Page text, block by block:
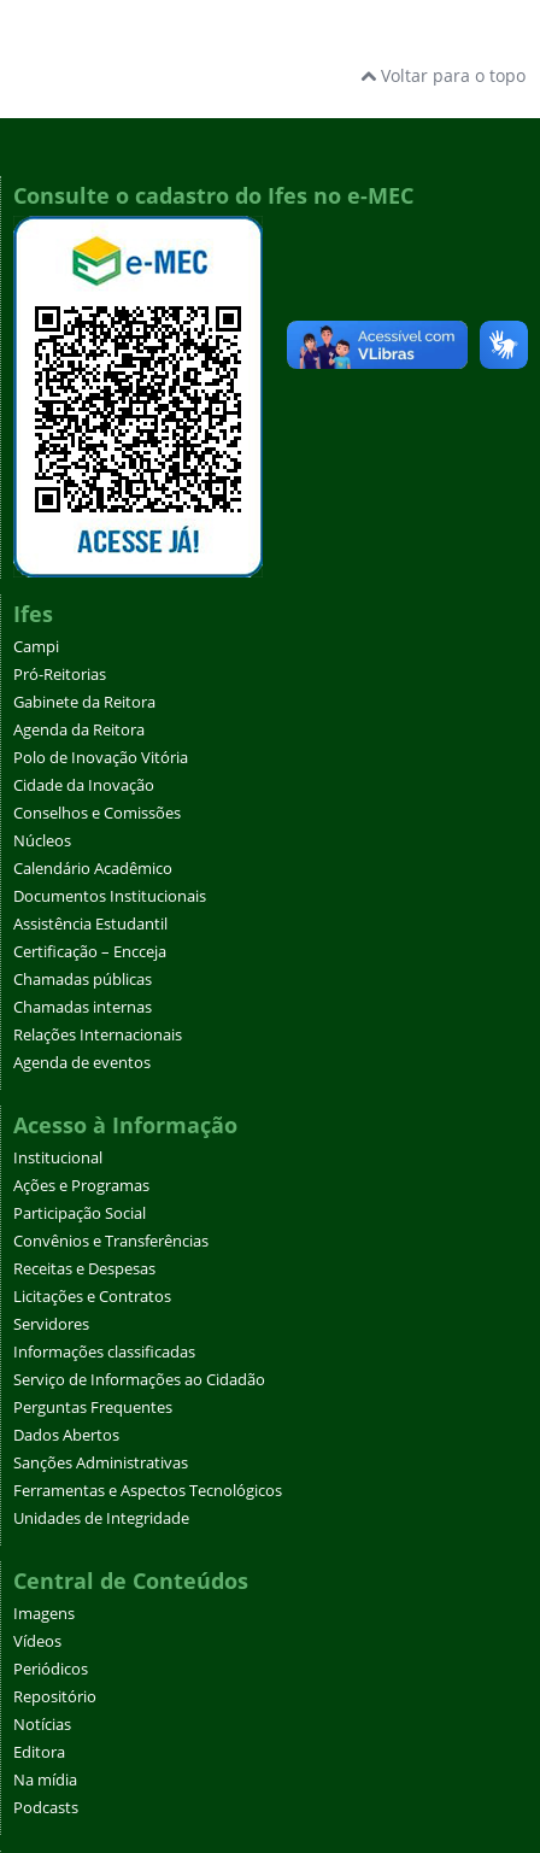
Voltar para o topo
Consulte o cadastro do Ifes no e-MEC
Ifes
Campi
Pró-Reitorias
Gabinete da Reitora
Agenda da Reitora
Polo de Inovação Vitória
Cidade da Inovação
Conselhos e Comissões
Núcleos
Calendário Acadêmico
Documentos Institucionais
Assistência Estudantil
Certificação – Encceja
Chamadas públicas
Chamadas internas
Relações Internacionais
Agenda de eventos
Acesso à Informação
Institucional
Ações e Programas
Participação Social
Convênios e Transferências
Receitas e Despesas
Licitações e Contratos
Servidores
Informações classificadas
Serviço de Informações ao Cidadão
Perguntas Frequentes
Dados Abertos
Sanções Administrativas
Ferramentas e Aspectos Tecnológicos
Unidades de Integridade
Central de Conteúdos
Imagens
Vídeos
Periódicos
Repositório
Notícias
Editora
Na mídia
Podcasts